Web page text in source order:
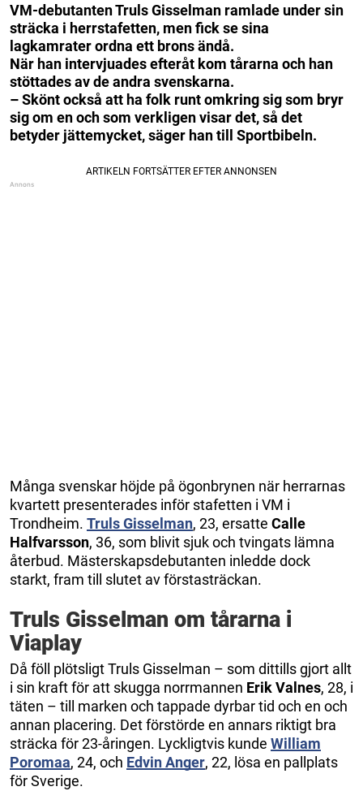
VM-debutanten Truls Gisselman ramlade under sin
sträcka i herrstafetten, men fick se sina
lagkamrater ordna ett brons ändå.
När han intervjuades efteråt kom tårarna och han
stöttades av de andra svenskarna.
– Skönt också att ha folk runt omkring sig som bryr
sig om en och som verkligen visar det, så det
betyder jättemycket, säger han till Sportbibeln.
Många svenskar höjde på ögonbrynen när herrarnas
kvartett presenterades inför stafetten i VM i
Trondheim. Truls Gisselman, 23, ersatte Calle
Halfvarsson, 36, som blivit sjuk och tvingats lämna
återbud. Mästerskapsdebutanten inledde dock
starkt, fram till slutet av förstasträckan.
Truls Gisselman om tårarna i
Viaplay
Då föll plötsligt Truls Gisselman – som dittills gjort allt
i sin kraft för att skugga norrmannen Erik Valnes, 28, i
täten – till marken och tappade dyrbar tid och en och
annan placering. Det förstörde en annars riktigt bra
sträcka för 23-åringen. Lyckligtvis kunde William
Poromaa, 24, och Edvin Anger, 22, lösa en pallplats
för Sverige.